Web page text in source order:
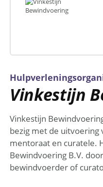
Vinkestijn
Vinkestijn
bezig met de uitvoering
mentoraat en curatele.
Bewindvoering B.V.
bewindvoerder of